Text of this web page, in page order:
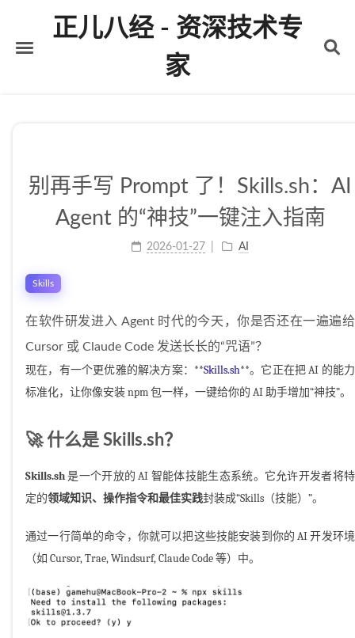
正儿八经 - 资深技术专
家
分类
别再手写 Prompt 了！Skills.sh：AI
Agent 的“神技”一键注入指南
2026-01-27 AI
Skills
在软件研发进入 Agent 时代的今天，你是否还在一遍遍给
Cursor 或 Claude Code 发送长长的“咒语”？
现在，有一个更优雅的解决方案：**Skills.sh**。它正在把 AI 的能力
标准化，让你像安装 npm 包一样，一键给你的 AI 助手增加“神技”。
🚀 什么是 Skills.sh？
Skills.sh是一个开放的 AI 智能体技能生态系统。它允许开发者将特
定的领域知识、操作指令和最佳实践封装成“Skills（技能）”。
通过一行简单的命令，你就可以把这些技能安装到你的 AI 开发环境
（如 Cursor, Trae, Windsurf, Claude Code 等）中。